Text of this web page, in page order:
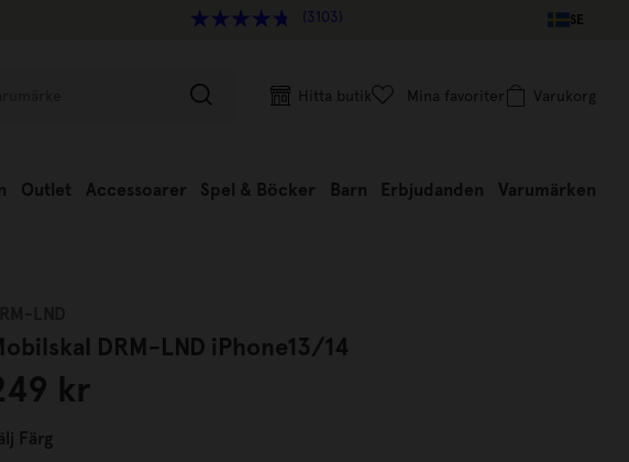
(3103) SE
Hitta butik Mina favoriter Varukorg
Outlet Accessoarer Spel & Böcker Barn Erbjudanden Varumärken
DRM-LND iPhone13/14
kr
Färg